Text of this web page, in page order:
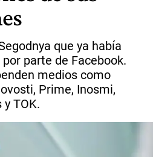
que ya había
parte de Facebook.
medios como
Prime, Inosmi,
TOK.